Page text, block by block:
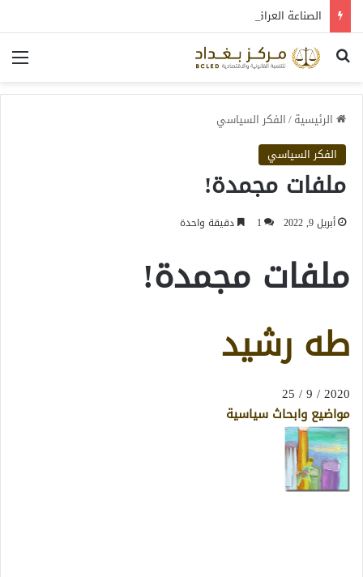
بحث عن
الرئيسية/الفكر السياسي
الفكر السياسي
ملفات مجمدة!
أبريل 9, 2022 1 دقيقة واحدة
ملفات مجمدة!
طه رشيد
2020 / 9 / 25
مواضيع وابحاث سياسية